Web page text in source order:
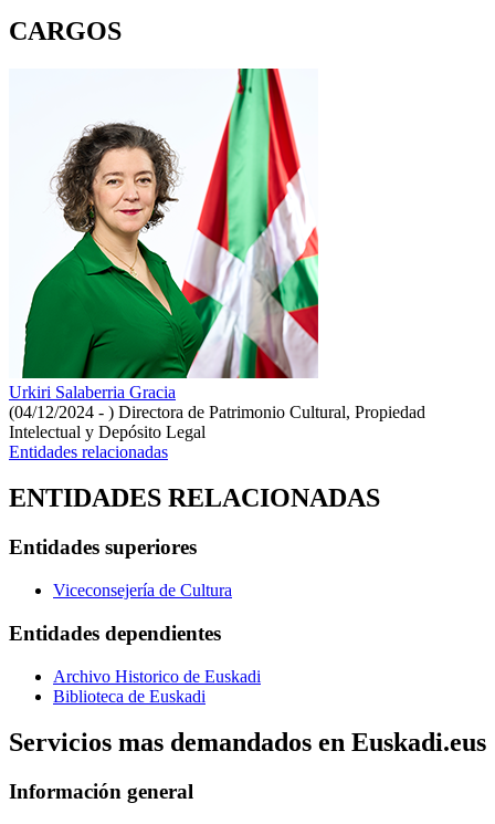
CARGOS
Urkiri Salaberria Gracia
(04/12/2024 - ) Directora de Patrimonio Cultural, Propiedad
Intelectual y Depósito Legal
Entidades relacionadas
ENTIDADES RELACIONADAS
Entidades superiores
Viceconsejería de Cultura
Entidades dependientes
Archivo Historico de Euskadi
Biblioteca de Euskadi
Servicios mas demandados en Euskadi.eus
Información general